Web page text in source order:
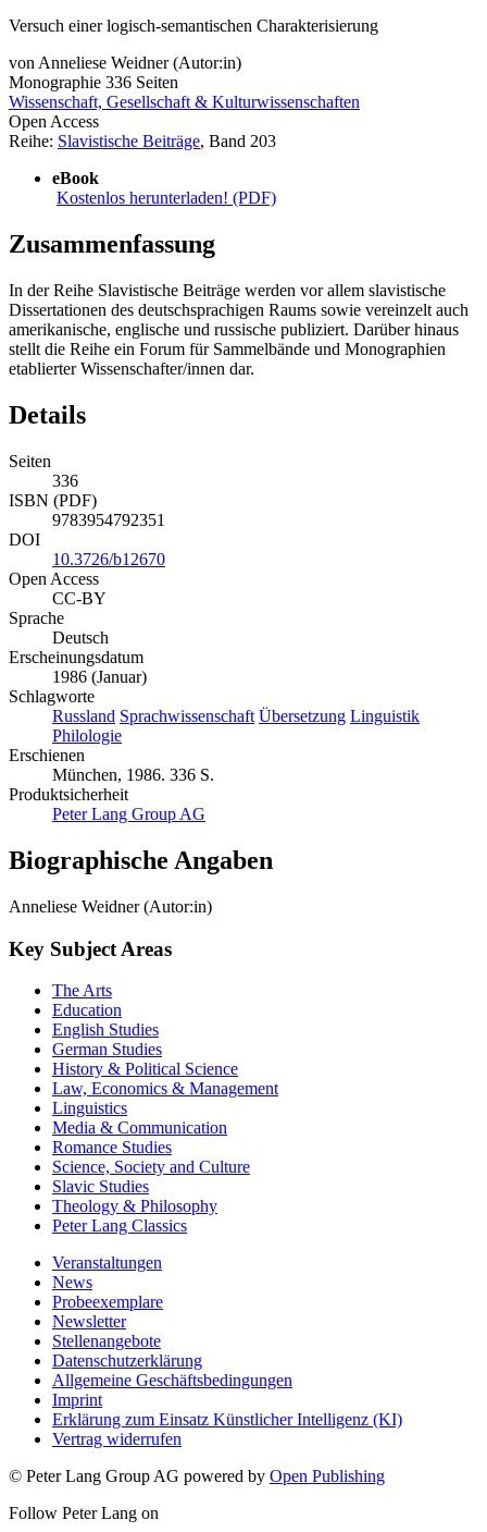
Versuch einer logisch-semantischen Charakterisierung
vonAnneliese Weidner (Autor:in)
Monographie 336 Seiten
Wissenschaft, Gesellschaft & Kulturwissenschaften
Open Access
Reihe: Slavistische Beiträge, Band 203
eBook
Kostenlos herunterladen! (PDF)
Zusammenfassung
In der Reihe Slavistische Beiträge werden vor allem slavistische
Dissertationen des deutschsprachigen Raums sowie vereinzelt auch
amerikanische, englische und russische publiziert. Darüber hinaus
stellt die Reihe ein Forum für Sammelbände und Monographien
etablierter Wissenschafter/innen dar.
Details
Seiten
336
ISBN (PDF)
9783954792351
DOI
10.3726/b12670
Open Access
CC-BY
Sprache
Deutsch
Erscheinungsdatum
1986 (Januar)
Schlagworte
Russland Sprachwissenschaft Übersetzung Linguistik
Philologie
Erschienen
München, 1986. 336 S.
Produktsicherheit
Peter Lang Group AG
Biographische Angaben
Anneliese Weidner (Autor:in)
Key Subject Areas
The Arts
Education
English Studies
German Studies
History & Political Science
Law, Economics & Management
Linguistics
Media & Communication
Romance Studies
Science, Society and Culture
Slavic Studies
Theology & Philosophy
Peter Lang Classics
Veranstaltungen
News
Probeexemplare
Newsletter
Stellenangebote
Datenschutzerklärung
Allgemeine Geschäftsbedingungen
Imprint
Erklärung zum Einsatz Künstlicher Intelligenz (KI)
Vertrag widerrufen
© Peter Lang Group AG powered by Open Publishing
Follow Peter Lang on